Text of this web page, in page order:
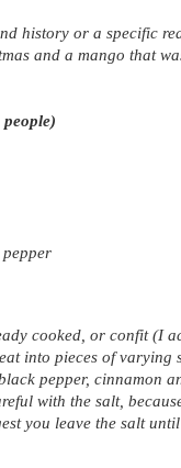
history or a specific
and a mango that
cooked, or confit (I
into pieces of
pepper, cinnamon
with the salt,
you leave the salt